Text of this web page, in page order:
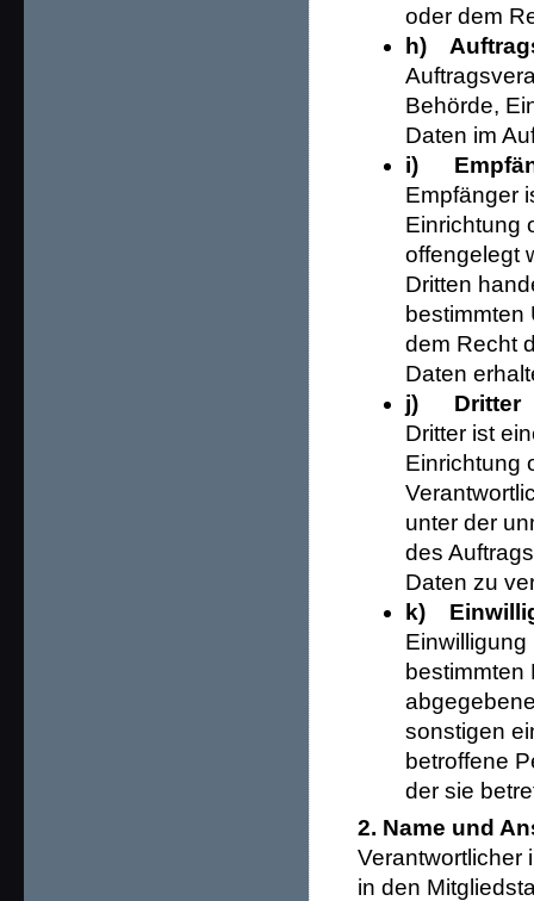
oder dem
h)
Behörde,
Daten im
i)
Empfänger
Einrichtung
offengelegt
Dritten
dem Recht
Daten
j) Dritter
Dritter ist
Einrichtung
unter der
des
Daten zu
k)
bestimmten
sonstigen
betroffene
der sie
2. Name und
Verantwortlicher
in den